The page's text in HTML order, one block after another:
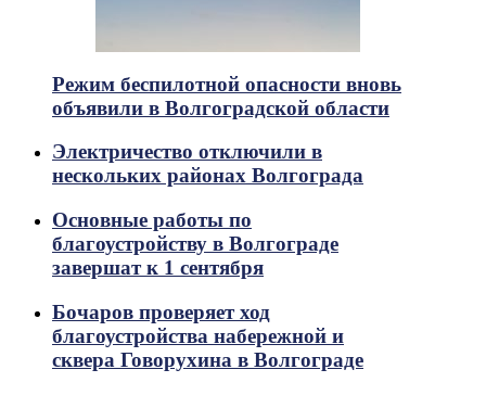
Режим беспилотной опасности вновь
объявили в Волгоградской области
Электричество отключили в
нескольких районах Волгограда
Основные работы по
благоустройству в Волгограде
завершат к 1 сентября
Бочаров проверяет ход
благоустройства набережной и
сквера Говорухина в Волгограде